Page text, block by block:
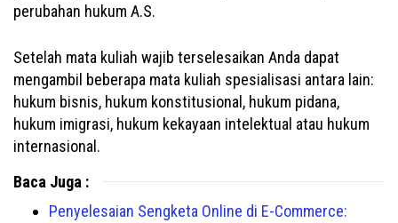
perubahan hukum A.S.
Setelah mata kuliah wajib terselesaikan Anda dapat
mengambil beberapa mata kuliah spesialisasi antara lain:
hukum bisnis, hukum konstitusional, hukum pidana,
hukum imigrasi, hukum kekayaan intelektual atau hukum
internasional.
Baca Juga :
Penyelesaian Sengketa Online di E-Commerce: